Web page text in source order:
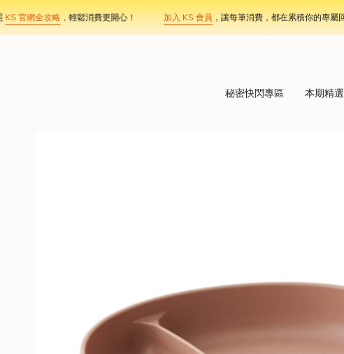
Skip
to
content
全攻略，輕鬆消費更開心！ 加入 KS 會員，讓每筆消費，都在累積你的專屬回饋。
秘密快閃專區 本期精選